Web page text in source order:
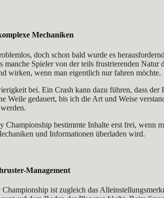
Mechaniken
doch schon bald wurde es
manche Spieler von der teils frustrierenden
wirken, wenn man eigentlich nur fahren möchte.
bei. Ein Crash kann dazu führen, dass
Weile gedauert, bis ich die Art und Weise
bestimmte Inhalte erst frei, wenn
und Informationen überladen wird.
Management
ist zugleich das